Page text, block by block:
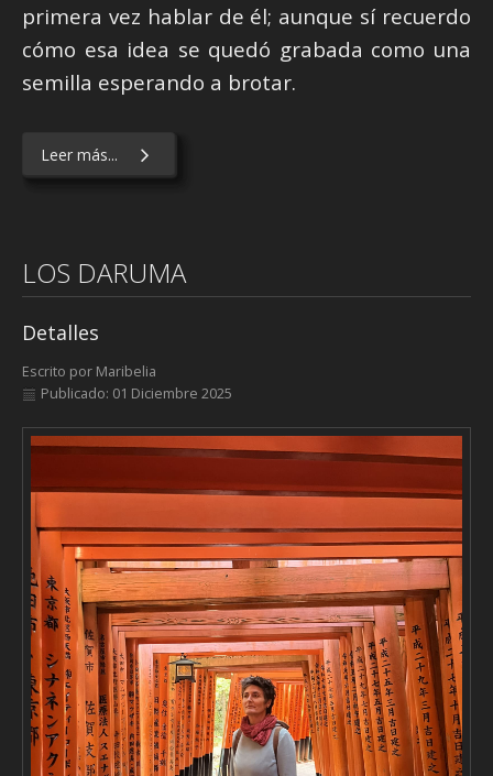
primera vez hablar de él; aunque sí recuerdo
cómo esa idea se quedó grabada como una
semilla esperando a brotar.
Leer más...
LOS DARUMA
Detalles
Escrito por Maribelia
Publicado: 01 Diciembre 2025